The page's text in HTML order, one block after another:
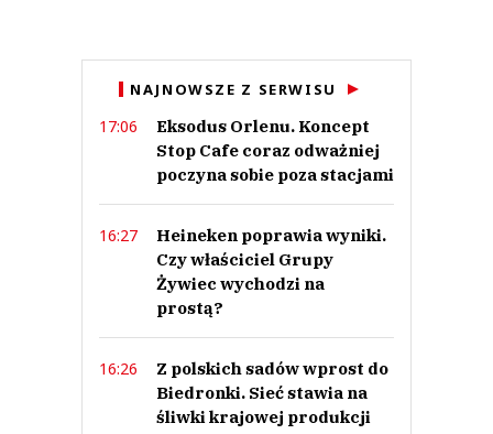
15.11.2022 / 00:39
This comment was minimized by the moderator on the site
To fakt, napoje bez cukru albo z "przepisowymi" 50g cukru tak samo
drogie jak te opodatkowane. Puszka pandory to drobiazg przy kaczym
synu. Jedna wielka paranoja i schizofrenia.
Odpowiedz
0
Dorota
13.11.2022 / 15:13
NAJNOWSZE Z SERWISU
17:06
Eksodus Orlenu. Koncept
Stop Cafe coraz odważniej
poczyna sobie poza stacjami
16:27
Heineken poprawia wyniki.
Czy właściciel Grupy
Żywiec wychodzi na
prostą?
16:26
Z polskich sadów wprost do
Biedronki. Sieć stawia na
śliwki krajowej produkcji